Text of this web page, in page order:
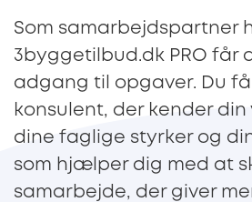
Som samarbejdspartner
3byggetilbud.dk PRO får
adgang til opgaver. Du
konsulent, der kender din
dine faglige styrker og
som hjælper dig med at
samarbejde, der giver